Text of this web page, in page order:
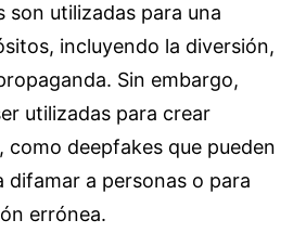
son utilizadas para una
incluyendo la diversión,
Sin embargo,
utilizadas para crear
deepfakes que pueden
difamar a personas o para
errónea.